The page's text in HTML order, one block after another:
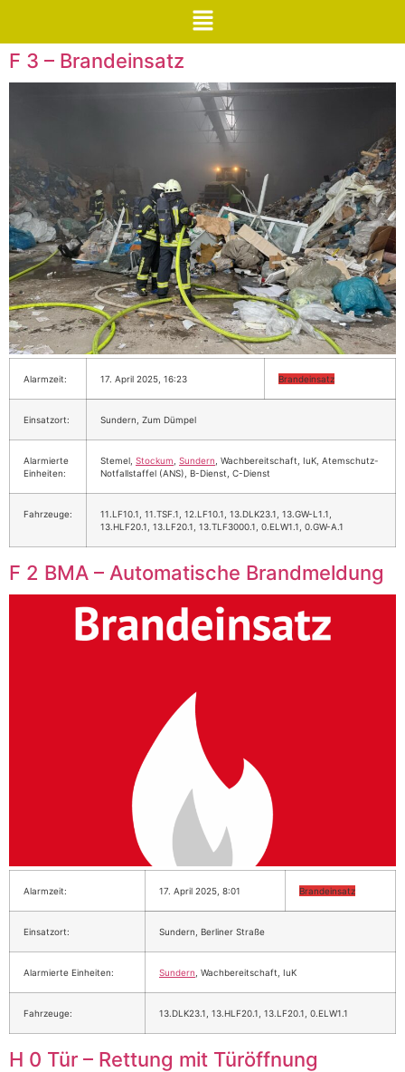
F 3 – Brandeinsatz
Alarmzeit: 17. April 2025, 16:23 Brandeinsatz
Einsatzort: Sundern, Zum Dümpel
Alarmierte
Einheiten:
Stemel, Stockum Sundern , Wachbereitschaft, IuK, Atemschutz-
Notfallstaffel (ANS), B-Dienst, C-Dienst
Fahrzeuge:
11.LF10.1, 11.TSF.1, 12.LF10.1, 13.DLK23.1, 13.GW-L1.1,
13.HLF20.1, 13.LF20.1, 13.TLF3000.1, 0.ELW1.1, 0.GW-A.1
F 2 BMA – Automatische Brandmeldung
Alarmzeit: 17. April 2025, 8:01 Brandeinsatz
Einsatzort: Sundern, Berliner Straße
Alarmierte Einheiten: Sundern , Wachbereitschaft, IuK
Fahrzeuge: 13.DLK23.1, 13.HLF20.1, 13.LF20.1, 0.ELW1.1
H 0 Tür – Rettung mit Türöffnung